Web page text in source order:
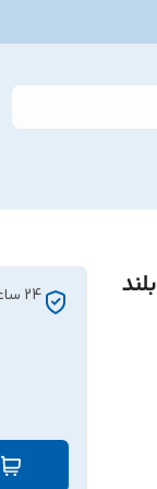
24 ساعت مهلت تست و تعویض